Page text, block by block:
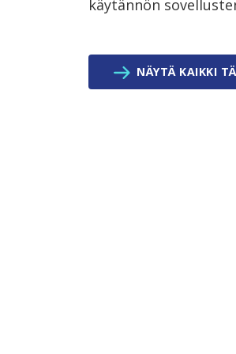
käytännön
NÄYTÄ KAIKKI